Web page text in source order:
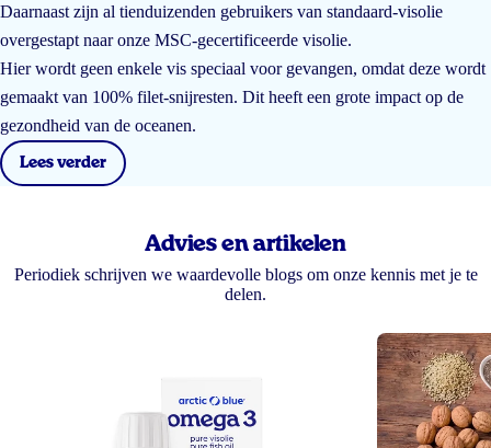
Daarnaast zijn al tienduizenden gebruikers van standaard-visolie
overgestapt naar onze MSC-gecertificeerde visolie.
Hier wordt geen enkele vis speciaal voor gevangen, omdat deze wordt
gemaakt van 100% filet-snijresten. Dit heeft een grote impact op de
gezondheid van de oceanen.
Lees verder
Advies en artikelen
Periodiek schrijven we waardevolle blogs om onze kennis met je te
delen.